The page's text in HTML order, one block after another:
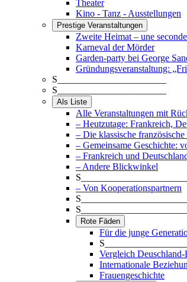
Theater
Kino - Tanz - Ausstellungen
Prestige Veranstaltungen
Zweite Heimat – une
Karneval der Mörder
Garden-party bei George
Gründungsveranstaltung:
S_______________________
S_______________________
Als Liste
Alle Veranstaltungen mit
– Heutzutage: Frankreich,
– Die klassische
– Gemeinsame Geschichte:
– Frankreich und
– Andere Blickwinkel
S_______________________
– Von Kooperationspartnern
S_______________________
S_______________________
Rote Fäden
Für die junge
Vergleich Deuschland-
Internationale
Frauengeschichte